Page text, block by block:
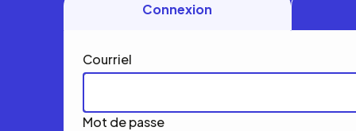
Connexion
Courriel
Mot de passe